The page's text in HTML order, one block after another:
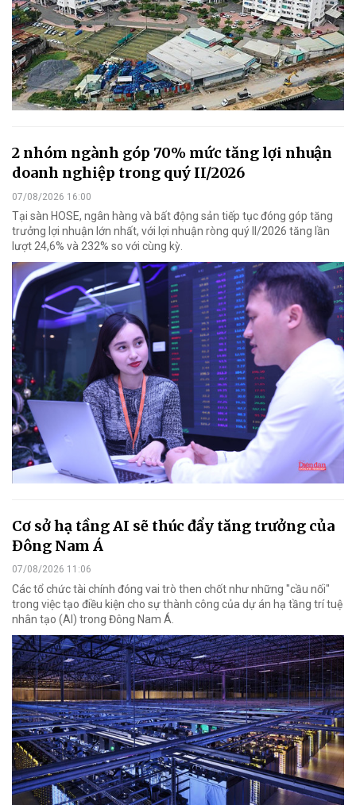
2 nhóm ngành góp 70% mức tăng lợi nhuận
doanh nghiệp trong quý II/2026
07/08/2026 16:00
Tại sàn HOSE, ngân hàng và bất động sản tiếp tục đóng góp tăng
trưởng lợi nhuận lớn nhất, với lợi nhuận ròng quý II/2026 tăng lần
lượt 24,6% và 232% so với cùng kỳ.
Cơ sở hạ tầng AI sẽ thúc đẩy tăng trưởng của
Đông Nam Á
07/08/2026 11:06
Các tổ chức tài chính đóng vai trò then chốt như những "cầu nối"
trong việc tạo điều kiện cho sự thành công của dự án hạ tầng trí tuệ
nhân tạo (AI) trong Đông Nam Á.